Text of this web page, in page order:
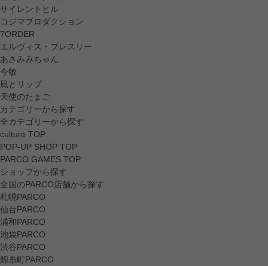
サイレントヒル
コジマプロダクション
7ORDER
エルヴィス・プレスリー
あさみみちゃん
今敏
風とリップ
天使のたまご
カテゴリーから探す
全カテゴリーから探す
culture TOP
POP-UP SHOP TOP
PARCO GAMES TOP
ショップから探す
全国のPARCO店舗から探す
札幌PARCO
仙台PARCO
浦和PARCO
池袋PARCO
渋谷PARCO
錦糸町PARCO